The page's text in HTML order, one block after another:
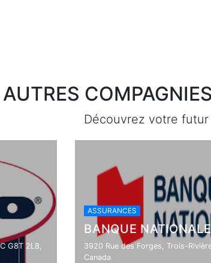
AUTRES
Découvrez votre
G8T 2L8,
ASSURANCES
BANQUE NATIONALE
3920 Rue des Forges, Trois-
Canada